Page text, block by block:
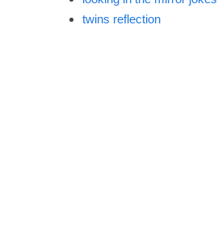
twins reflection